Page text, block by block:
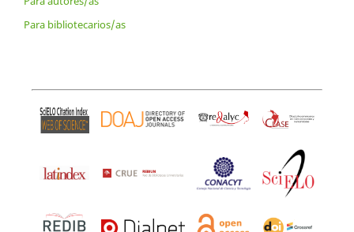
Para bibliotecarios/as